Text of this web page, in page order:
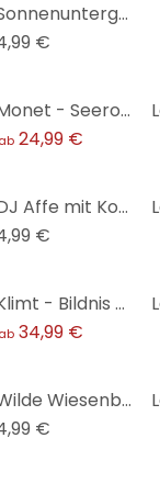
Leinwandbild Sonnenuntergang über Strand und Meer - Sisi & Seb
€
Leinwandbild Monet - Seerosen 1918
24,99 €
Leinwandbild DJ Affe mit Kopfhörer - Magnusson
€
Leinwandbild Klimt - Bildnis der Adele Bloch-Bauer
34,99 €
Leinwandbild Wilde Wiesenblumen im Sonnenlicht - Talen - Panorama
€